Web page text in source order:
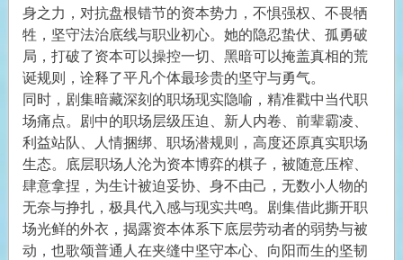
身之力，对抗盘根错节的资本势力，不惧强权、不畏牺
牲，坚守法治底线与职业初心。她的隐忍蛰伏、孤勇破
局，打破了资本可以操控一切、黑暗可以掩盖真相的荒
诞规则，诠释了平凡个体最珍贵的坚守与勇气。
同时，剧集暗藏深刻的职场现实隐喻，精准戳中当代职
场痛点。剧中的职场层级压迫、新人内卷、前辈霸凌、
利益站队、人情捆绑、职场潜规则，高度还原真实职场
生态。底层职场人沦为资本博弈的棋子，被随意压榨、
肆意拿捏，为生计被迫妥协、身不由己，无数小人物的
无奈与挣扎，极具代入感与现实共鸣。剧集借此撕开职
场光鲜的外衣，揭露资本体系下底层劳动者的弱势与被
动，也歌颂普通人在夹缝中坚守本心、向阳而生的坚韧